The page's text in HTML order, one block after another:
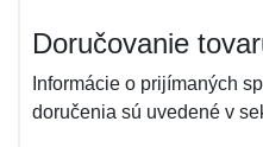
Doručovanie
Informácie o prijímaných
doručenia sú uvedené v